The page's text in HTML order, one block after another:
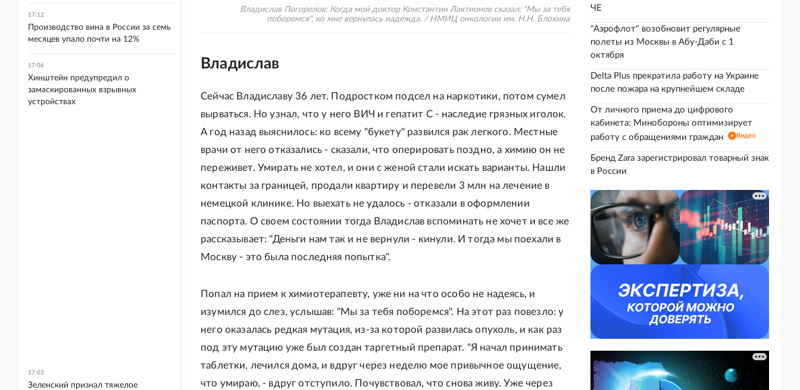
Владислав Погорелов: Когда мой доктор Константин Лактионов сказал: "Мы за тебя
поборемся", ко мне вернулась надежда. / НМИЦ онкологии им. Н.Н. Блохина
Владислав
Сейчас Владиславу 36 лет. Подростком подсел на наркотики, потом сумел
вырваться. Но узнал, что у него ВИЧ и гепатит С - наследие грязных иголок.
А год назад выяснилось: ко всему "букету" развился рак легкого. Местные
врачи от него отказались - сказали, что оперировать поздно, а химию он не
переживет. Умирать не хотел, и они с женой стали искать варианты. Нашли
контакты за границей, продали квартиру и перевели 3 млн на лечение в
немецкой клинике. Но выехать не удалось - отказали в оформлении
паспорта. О своем состоянии тогда Владислав вспоминать не хочет и все же
рассказывает: "Деньги нам так и не вернули - кинули. И тогда мы поехали в
Москву - это была последняя попытка".
Попал на прием к химиотерапевту, уже ни на что особо не надеясь, и
изумился до слез, услышав: "Мы за тебя поборемся". На этот раз повезло: у
него оказалась редкая мутация, из-за которой развилась опухоль, и как раз
под эту мутацию уже был создан таргетный препарат. "Я начал принимать
таблетки, лечился дома, и вдруг через неделю мое привычное ощущение,
что умираю, - вдруг отступило. Почувствовал, что снова живу. Уже через
ЧЕ
"Аэрофлот" возобновит регулярные
полеты из Москвы в Абу-Даби с 1
октября
Delta Plus прекратила работу на Украине
после пожара на крупнейшем складе
От личного приема до цифрового
кабинета: Минобороны оптимизирует
работу с обращениями граждан
Видео
Бренд Zara зарегистрировал товарный знак
в России
17:12
Производство вина в России за семь
месяцев упало почти на 12%
17:06
Хинштейн предупредил о
замаскированных взрывных
устройствах
17:03
Зеленский признал тяжелое